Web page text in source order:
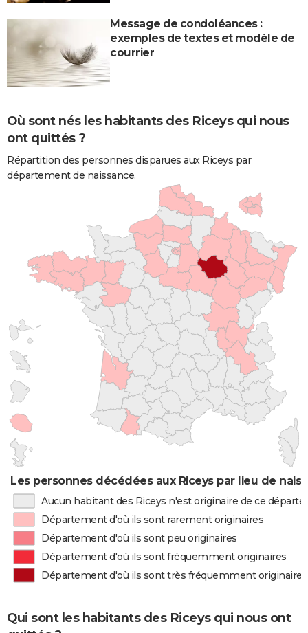
Message de condoléances :
exemples de textes et modèle de
courrier
Où sont nés les habitants des Riceys qui nous
ont quittés ?
Répartition des personnes disparues aux Riceys par
département de naissance.
Les personnes décédées aux Riceys par lieu de
Aucun habitant des Riceys n'est originaire de ce
Département d'où ils sont rarement originaires
Département d'où ils sont peu originaires
Département d'où ils sont fréquemment originaires
Département d'où ils sont très fréquemment originaires
Qui sont les habitants des Riceys qui nous ont